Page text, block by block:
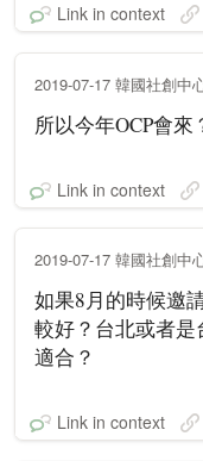
Link in context
2019-07-17 韓國社創中
所以今年OCP會來
Link in context
2019-07-17 韓國社創中
如果8月的時候邀
較好？台北或者
適合？
Link in context